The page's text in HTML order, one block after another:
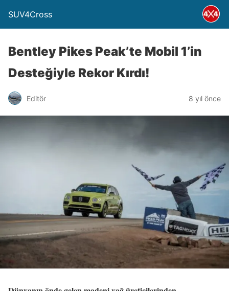
SUV4Cross
Bentley Pikes Peak’te Mobil 1’in
Desteğiyle Rekor Kırdı!
Editör 8 yıl önce